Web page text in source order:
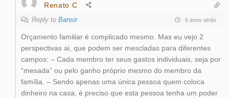
Renato C
Reply to Bansir 6 anos atrás
Orçamento familiar é complicado mesmo. Mas eu vejo 2
perspectivas ai, que podem ser mescladas para diferentes
campos: – Cada membro ter seus gastos individuais, seja por
“mesada” ou pelo ganho próprio mesmo do membro da
família. – Sendo apenas uma única pessoa quem coloca
dinheiro na casa, é preciso que esta pessoa tenha um poder